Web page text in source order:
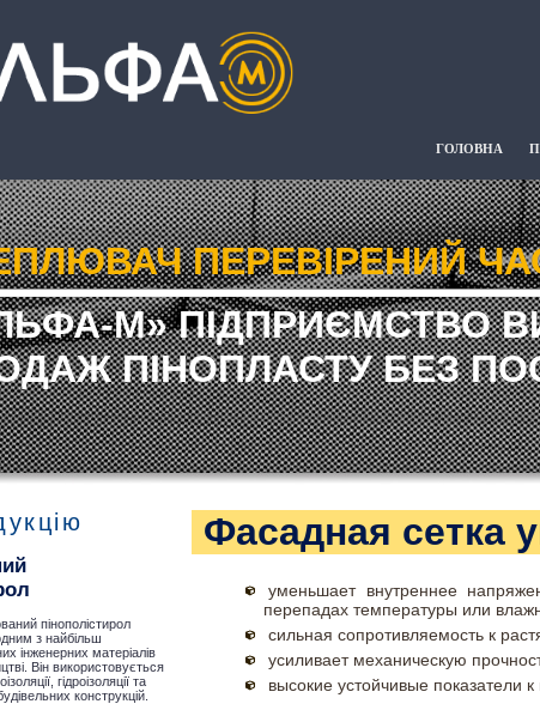
ГОЛОВНА
ПЕРЕВІРЕНИЙ
М» ПІДПРИЄМСТВО
ПІНОПЛАСТУ БЕЗ
пінополістирол
з найбільш
інженерних матеріалів
Він використовується
гідроізоляції та
конструкцій.
Фасадная сетка
уменьшает внутреннее
перепадах температуры или
сильная сопротивляемость к
усиливает механическую
высокие устойчивые показатели